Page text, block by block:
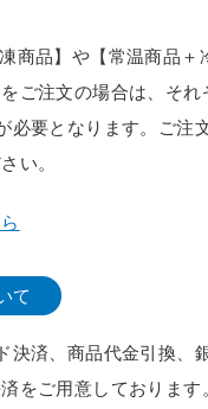
商品】や【常温商品＋
ご注文の場合は、それ
必要となります。ご注
い。
て
決済、商品代金引換、
をご用意しております。